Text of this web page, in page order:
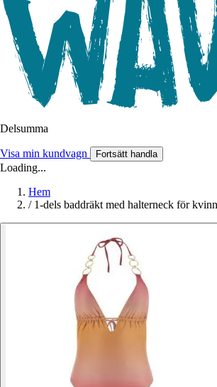
Delsumma
Visa min kundvagn Fortsätt handla
Loading...
Hem
/ 1-dels baddräkt med halterneck för